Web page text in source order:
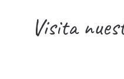
Visita